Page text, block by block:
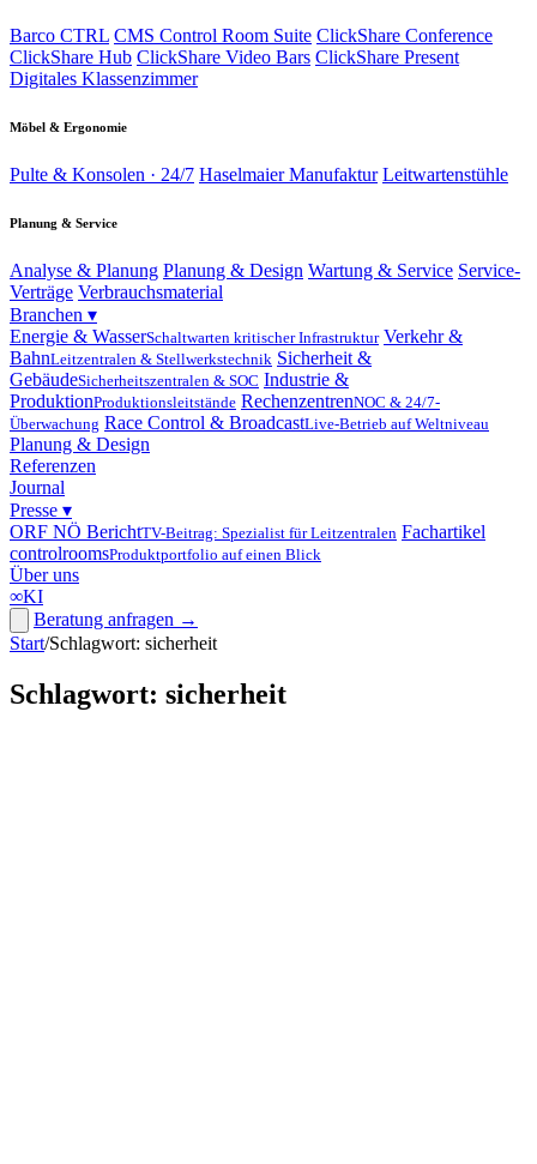
Barco CTRL CMS Control Room Suite ClickShare Conference
ClickShare Hub ClickShare Video Bars ClickShare Present
Digitales Klassenzimmer
Möbel & Ergonomie
Pulte & Konsolen · 24/7 Haselmaier Manufaktur Leitwartenstühle
Planung & Service
Analyse & Planung Planung & Design Wartung & Service Service-
Verträge Verbrauchsmaterial
Branchen ▾
Energie & WasserSchaltwarten kritischer Infrastruktur Verkehr &
BahnLeitzentralen & Stellwerkstechnik Sicherheit &
GebäudeSicherheitszentralen & SOC Industrie &
ProduktionProduktionsleitstände RechenzentrenNOC & 24/7-
Überwachung Race Control & BroadcastLive-Betrieb auf Weltniveau
Planung & Design
Referenzen
Journal
Presse ▾
ORF NÖ BerichtTV-Beitrag: Spezialist für Leitzentralen Fachartikel
controlroomsProduktportfolio auf einen Blick
Über uns
∞KI
Beratung anfragen →
Start/Schlagwort: sicherheit
Schlagwort: sicherheit